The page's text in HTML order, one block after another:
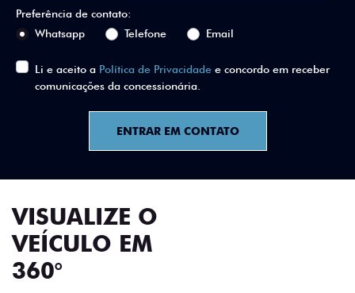
Preferência de contato:
Whatsapp
Telefone Email
Li e aceito a Política de Privacidade e concordo em receber
comunicações da concessionária.
ENTRAR EM CONTATO
VISUALIZE O
VEÍCULO EM
360°